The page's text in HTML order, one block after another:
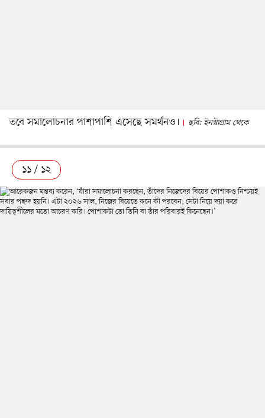
তবে সমালোচনার পাশাপাশি এসেছে সমর্থনও। ছবি: ইনস্টাগ্রাম থেকে
১১ / ১২